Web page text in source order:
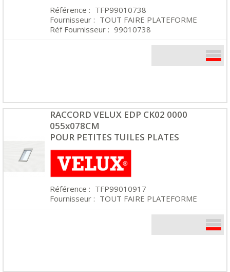
Référence : TFP99010738
Fournisseur : TOUT FAIRE PLATEFORME
Réf Fournisseur : 99010738
RACCORD VELUX EDP CK02 0000
055x078CM
POUR PETITES TUILES PLATES
Référence : TFP99010917
Fournisseur : TOUT FAIRE PLATEFORME